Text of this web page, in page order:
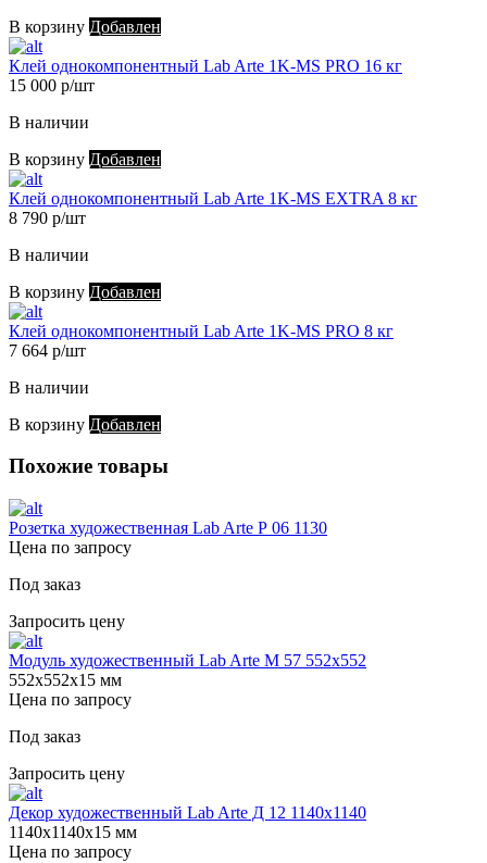
В корзину Добавлен
Клей однокомпонентный Lab Arte 1K-MS PRO 16 кг
15 000 р/шт
В наличии
В корзину Добавлен
Клей однокомпонентный Lab Arte 1K-MS EXTRA 8 кг
8 790 р/шт
В наличии
В корзину Добавлен
Клей однокомпонентный Lab Arte 1K-MS PRO 8 кг
7 664 р/шт
В наличии
В корзину Добавлен
Похожие товары
Розетка художественная Lab Arte Р 06 1130
Цена по запросу
Под заказ
Запросить цену
Модуль художественный Lab Arte М 57 552х552
552х552х15 мм
Цена по запросу
Под заказ
Запросить цену
Декор художественный Lab Arte Д 12 1140х1140
1140х1140х15 мм
Цена по запросу